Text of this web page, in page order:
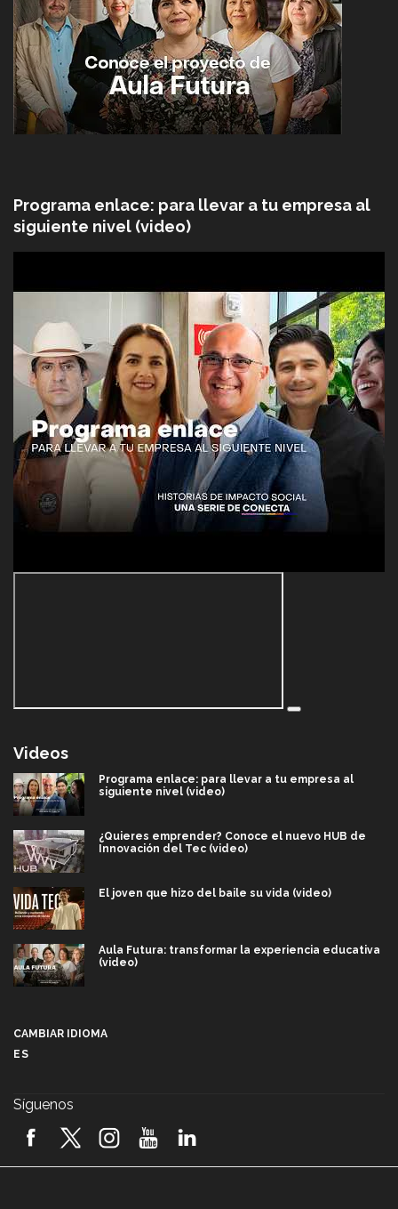
Programa enlace: para llevar a tu empresa al
siguiente nivel (video)
Videos
Programa enlace: para llevar a tu empresa al
siguiente nivel (video)
¿Quieres emprender? Conoce el nuevo HUB de
Innovación del Tec (video)
El joven que hizo del baile su vida (video)
Aula Futura: transformar la experiencia educativa
(video)
2026! (video)
CAMBIAR IDIOMA
ES
Síguenos